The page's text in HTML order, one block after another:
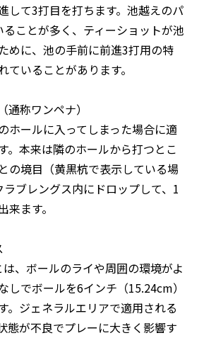
して3打目を打ちます。池越えのパ
ことが多く、ティーショットが池
めに、池の手前に前進3打用の特
ていることがあります。
称ワンペナ）
ホールに入ってしまった場合に適
。本来は隣のホールから打つとこ
の境目（黄黒杭で表示している場
ブレングス内にドロップして、1
ます。
、ボールのライや周囲の環境がよ
しでボールを6インチ（15.24cm）
。ジェネラルエリアで適用される
態が不良でプレーに大きく影響す